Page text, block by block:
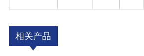
相关产品